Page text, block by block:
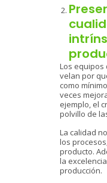
Los equipos
velan por
como
veces
ejemplo, el
polvillo de
La calidad
los
producto.
la
producción.